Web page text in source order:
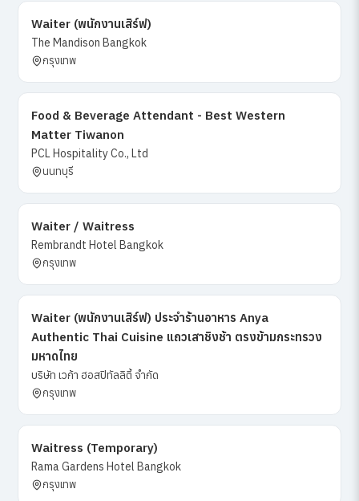
Waiter (พนักงานเสิร์ฟ)
The Mandison Bangkok
กรุงเทพ
Food & Beverage Attendant - Best Western
Matter Tiwanon
PCL Hospitality Co., Ltd
นนทบุรี
Waiter / Waitress
Rembrandt Hotel Bangkok
กรุงเทพ
Waiter (พนักงานเสิร์ฟ) ประจำร้านอาหาร Anya
Authentic Thai Cuisine แถวเสาชิงช้า ตรงข้ามกระทรวง
มหาดไทย
บริษัท เวก้า ฮอสปิทัลลิตี้ จำกัด
กรุงเทพ
Waitress (Temporary)
Rama Gardens Hotel Bangkok
กรุงเทพ